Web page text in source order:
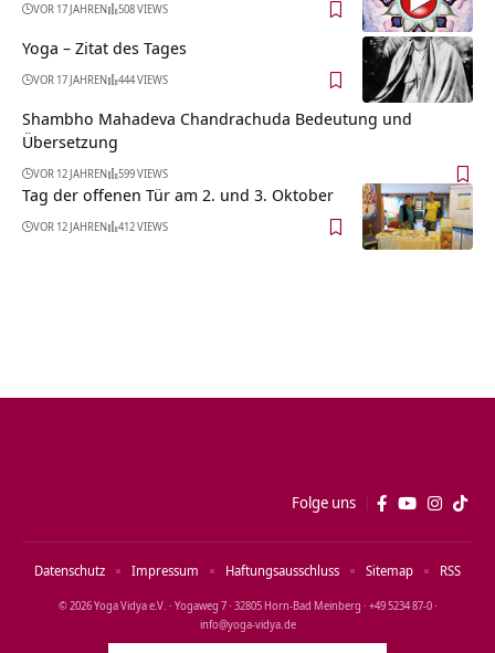
VOR 17 JAHREN 508 VIEWS
Yoga – Zitat des Tages
VOR 17 JAHREN 444 VIEWS
Shambho Mahadeva Chandrachuda Bedeutung und
Übersetzung
VOR 12 JAHREN 599 VIEWS
Tag der offenen Tür am 2. und 3. Oktober
VOR 12 JAHREN 412 VIEWS
Folge uns
© 2026 Yoga Vidya e.V. · Yogaweg 7 · 32805 Horn‑Bad Meinberg · +49 5234 87‑0 ·
info@yoga‑vidya.de
Datenschutz Impressum Haftungsausschluss Sitemap RSS